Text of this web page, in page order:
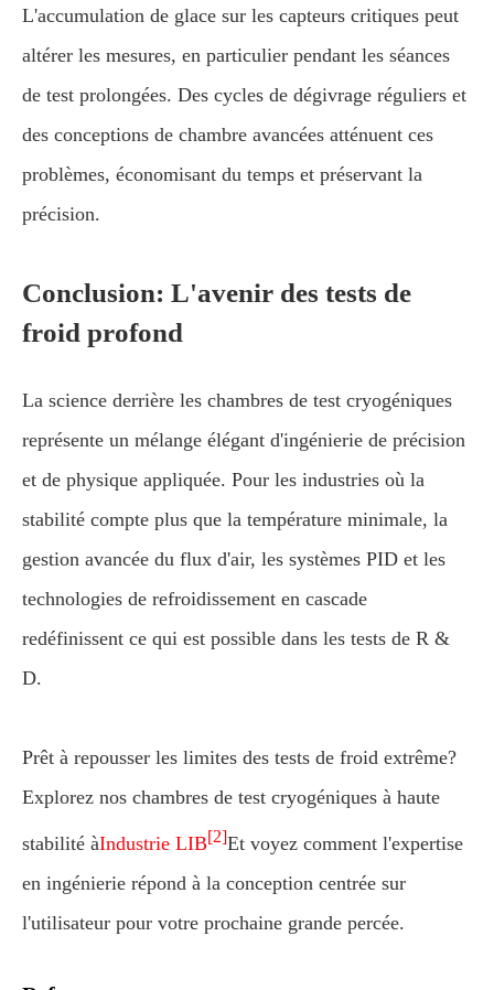
L'accumulation de glace sur les capteurs critiques peut
altérer les mesures, en particulier pendant les séances
de test prolongées. Des cycles de dégivrage réguliers et
des conceptions de chambre avancées atténuent ces
problèmes, économisant du temps et préservant la
précision.
Conclusion: L'avenir des tests de
froid profond
La science derrière les chambres de test cryogéniques
représente un mélange élégant d'ingénierie de précision
et de physique appliquée. Pour les industries où la
stabilité compte plus que la température minimale, la
gestion avancée du flux d'air, les systèmes PID et les
technologies de refroidissement en cascade
redéfinissent ce qui est possible dans les tests de R &
D.
Prêt à repousser les limites des tests de froid extrême?
Explorez nos chambres de test cryogéniques à haute
stabilité àIndustrie LIB[2]Et voyez comment l'expertise
en ingénierie répond à la conception centrée sur
l'utilisateur pour votre prochaine grande percée.